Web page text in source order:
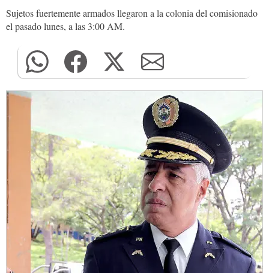
Sujetos fuertemente armados llegaron a la colonia del comisionado
el pasado lunes, a las 3:00 AM.